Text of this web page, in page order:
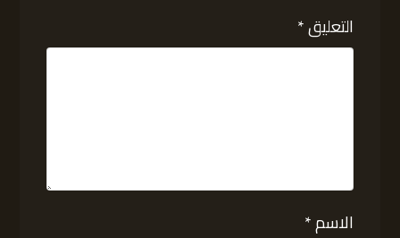
التعليق*
الاسم*